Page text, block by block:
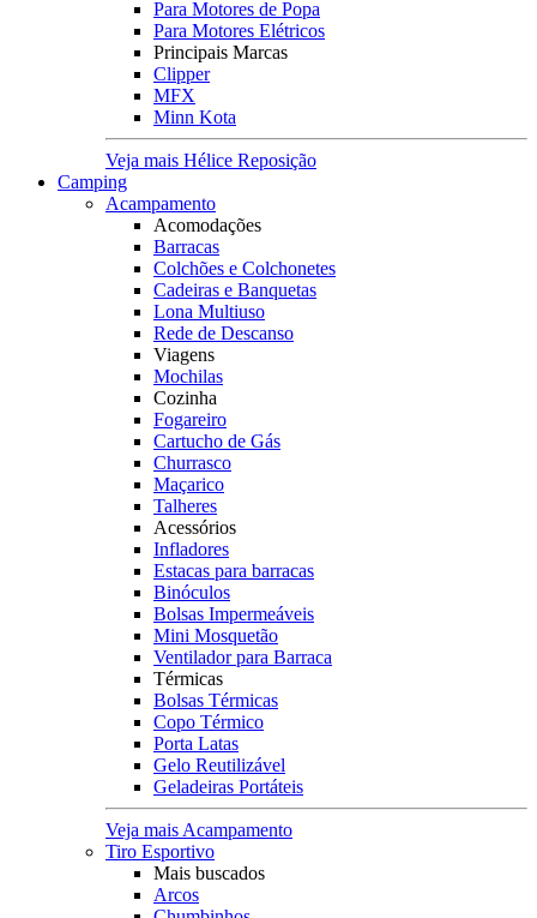
Para Motores de Popa
Para Motores Elétricos
Principais Marcas
Clipper
MFX
Minn Kota
Veja mais Hélice Reposição
Camping
Acampamento
Acomodações
Barracas
Colchões e Colchonetes
Cadeiras e Banquetas
Lona Multiuso
Rede de Descanso
Viagens
Mochilas
Cozinha
Fogareiro
Cartucho de Gás
Churrasco
Maçarico
Talheres
Acessórios
Infladores
Estacas para barracas
Binóculos
Bolsas Impermeáveis
Mini Mosquetão
Ventilador para Barraca
Térmicas
Bolsas Térmicas
Copo Térmico
Porta Latas
Gelo Reutilizável
Geladeiras Portáteis
Veja mais Acampamento
Tiro Esportivo
Mais buscados
Arcos